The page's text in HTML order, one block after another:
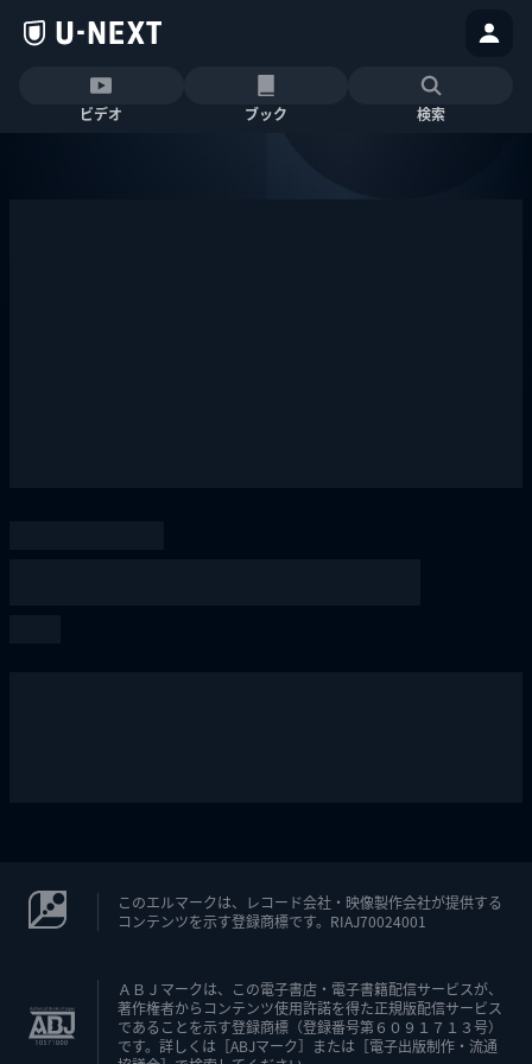
ビデオ ブック 検索
このエルマークは、レコード会社・映像製作会社が提供する
コンテンツを示す登録商標です。RIAJ70024001
ＡＢＪマークは、この電子書店・電子書籍配信サービスが、
著作権者からコンテンツ使用許諾を得た正規版配信サービス
であることを示す登録商標（登録番号第６０９１７１３号）
です。詳しくは［ABJマーク］または［電子出版制作・流通